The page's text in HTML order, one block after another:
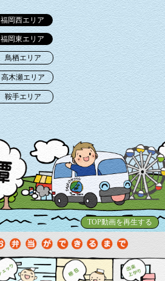
福岡西エリア
福岡東エリア
鳥栖エリア
高木瀬エリア
鞍手エリア
TOP動画を再生する